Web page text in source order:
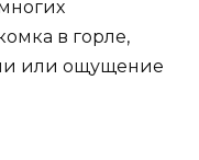
в горле,
или ощущение